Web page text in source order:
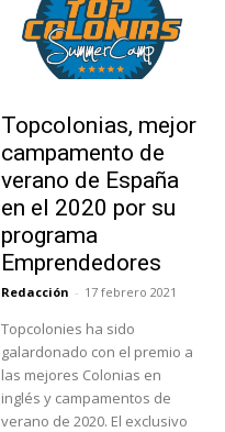
Topcolonias, mejor
campamento de
verano de España
en el 2020 por su
programa
Emprendedores
Redacción - 17 febrero 2021
Topcolonies ha sido
galardonado con el premio a
las mejores Colonias en
inglés y campamentos de
verano de 2020. El exclusivo